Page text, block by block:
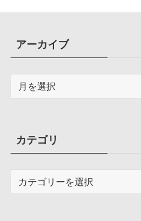
アーカイブ
ブカテゴリ